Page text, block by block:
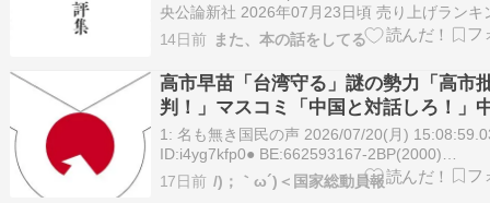
週）
央公論新社 2026年07月23日頃 売り上げランキ
楽天ブックスで探す Amazonで探す Kindleで探
て、出た本。「小泉今日子書評集」、文庫にな
た。こ、これは持ってるぞ。持ってるけど読
14日前 また、本の話をしてる
高市早苗「台湾守る」謎の勢力「高市
判！」マスコミ「中国と対話しろ！」
「実弾演習！(大問題」中国軍「日本の
内で実弾発射」マスコミ「沈黙(批判な
→
1: 名も無き国民の声 2026/07/20(月)
ID:i4yg7kfp0● BE:662593167-2BP(2000)
https://hayabusa3.2ch.sc/test/read.cgi/news/
名も無き国民…
17日前 /)；｀ω´)＜国家総動員報